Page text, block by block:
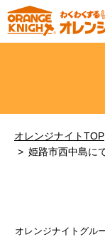
オレンジナイトTOP
姫路市西中島に
オレンジナイトグル